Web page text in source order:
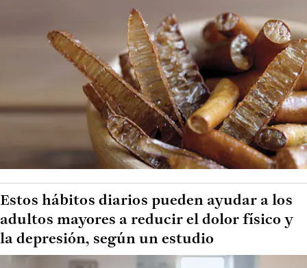
Estos hábitos diarios pueden ayudar a los
adultos mayores a reducir el dolor físico y
la depresión, según un estudio